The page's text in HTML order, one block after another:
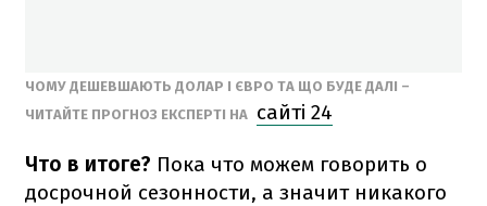
ЧОМУ ДЕШЕВШАЮТЬ ДОЛАР І ЄВРО ТА ЩО БУДЕ ДАЛІ –
ЧИТАЙТЕ ПРОГНОЗ ЕКСПЕРТІ НА сайті 24
Что в итоге? Пока что можем говорить о
досрочной сезонности, а значит никакого